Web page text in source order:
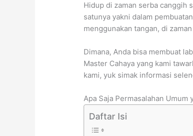
Hidup di zaman serba canggih
satunya yakni dalam
menggunakan tangan, di
Dimana, Anda bisa membuat
Master Cahaya yang kami
kami, yuk simak informasi
Apa Saja Permasalahan
Daftar Isi